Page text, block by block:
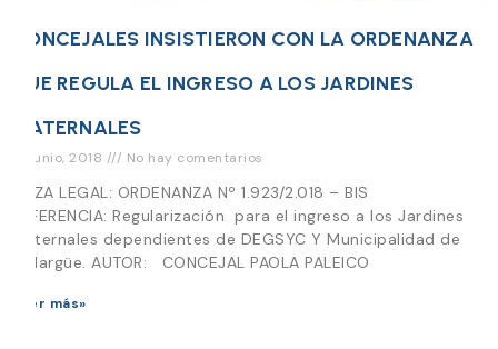
CONCEJALES INSISTIERON CON LA ORDENANZA
QUE REGULA EL INGRESO A LOS JARDINES
MATERNALES
15 junio, 2018 No hay comentarios
PIEZA LEGAL: ORDENANZA Nº 1.923/2.018 – BIS
REFERENCIA: Regularización para el ingreso a los Jardines
Maternales dependientes de DEGSYC Y Municipalidad de
Malargüe. AUTOR: CONCEJAL PAOLA PALEICO
Leer más»